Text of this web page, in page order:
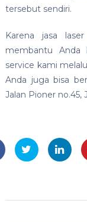
tersebut sendiri.
Karena jasa
membantu Anda
service kami
Anda juga bisa
Jalan Pioner no.45,